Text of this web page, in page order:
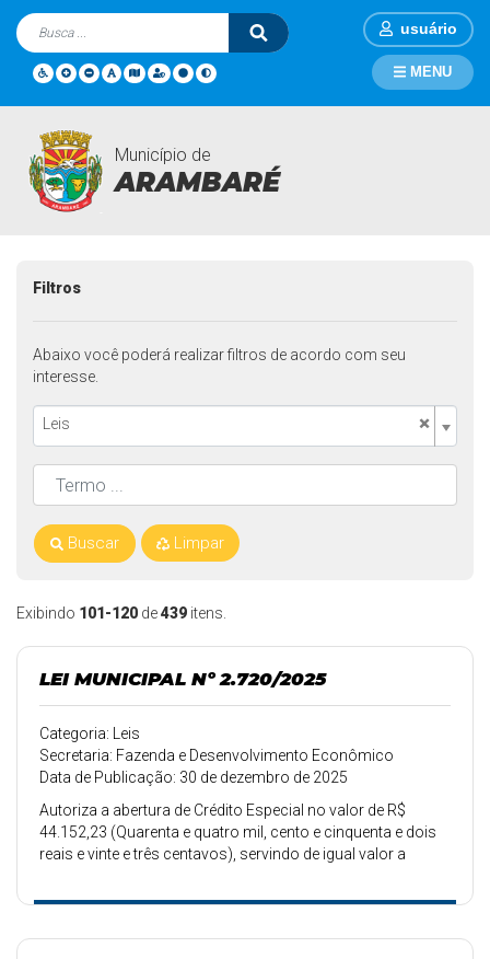
usuário
Município de
ARAMBARÉ
MENU
Legislações
Exibindo 101-120 de439 itens.
LEI MUNICIPAL Nº 2.720/2025
Categoria: Leis
Secretaria: Fazenda e Desenvolvimento Econômico
Data de Publicação: 30 de dezembro de 2025
Autoriza a abertura de Crédito Especial no valor de R$
44.152,23 (Quarenta e quatro mil, cento e cinquenta e dois
reais e vinte e três centavos), servindo de igual valor a
Filtros
Abaixo você poderá realizar filtros de acordo com seu
interesse.
×
Leis
Buscar Limpar